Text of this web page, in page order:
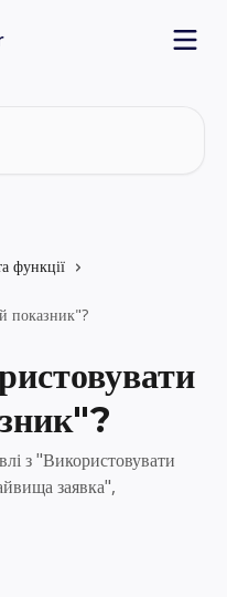
функції
показник"?
з "Використовувати
заявка",